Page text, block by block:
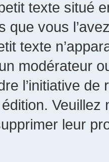
texte situé
que vous
texte
modérateur
l’initiative
leur